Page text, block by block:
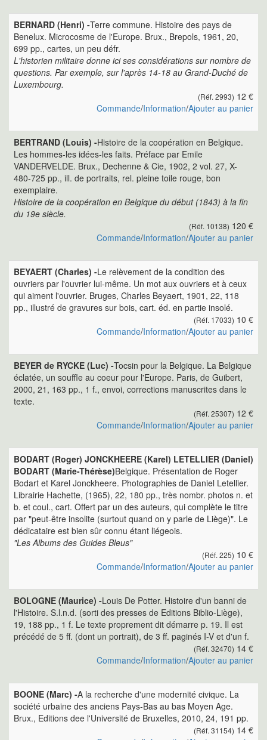
BERNARD (Henri) -Terre commune. Histoire des pays de
Benelux. Microcosme de l'Europe. Brux., Brepols, 1961, 20,
699 pp., cartes, un peu défr.
L'historien militaire donne ici ses considérations sur nombre de
questions. Par exemple, sur l'après 14-18 au Grand-Duché de
Luxembourg.
(Réf. 2993) 12 €
Commande/Information/Ajouter au panier
BERTRAND (Louis) -Histoire de la coopération en Belgique.
Les hommes-les idées-les faits. Préface par Emile
VANDERVELDE. Brux., Dechenne & Cie, 1902, 2 vol. 27, X-
480-725 pp., ill. de portraits, rel. pleine toile rouge, bon
exemplaire.
Histoire de la coopération en Belgique du début (1843) à la fin
du 19e siècle.
(Réf. 10138) 120 €
Commande/Information/Ajouter au panier
BEYAERT (Charles) -Le relèvement de la condition des
ouvriers par l'ouvrier lui-même. Un mot aux ouvriers et à ceux
qui aiment l'ouvrier. Bruges, Charles Beyaert, 1901, 22, 118
pp., illustré de gravures sur bois, cart. éd. en partie insolé.
(Réf. 17033) 10 €
Commande/Information/Ajouter au panier
BEYER de RYCKE (Luc) -Tocsin pour la Belgique. La Belgique
éclatée, un souffle au coeur pour l'Europe. Paris, de Guibert,
2000, 21, 163 pp., 1 f., envoi, corrections manuscrites dans le
texte.
(Réf. 25307) 12 €
Commande/Information/Ajouter au panier
BODART (Roger) JONCKHEERE (Karel) LETELLIER (Daniel)
BODART (Marie-Thérèse)Belgique. Présentation de Roger
Bodart et Karel Jonckheere. Photographies de Daniel Letellier.
Librairie Hachette, (1965), 22, 180 pp., très nombr. photos n. et
b. et coul., cart. Offert par un des auteurs, qui complète le titre
par "peut-être insolite (surtout quand on y parle de Liège)". Le
dédicataire est bien sûr connu étant liégeois.
"Les Albums des Guides Bleus"
(Réf. 225) 10 €
Commande/Information/Ajouter au panier
BOLOGNE (Maurice) -Louis De Potter. Histoire d'un banni de
l'Histoire. S.l.n.d. (sorti des presses de Editions Biblio-Liège),
19, 188 pp., 1 f. Le texte proprement dit démarre p. 19. Il est
précédé de 5 ff. (dont un portrait), de 3 ff. paginés I-V et d'un f.
(Réf. 32470) 14 €
Commande/Information/Ajouter au panier
BOONE (Marc) -A la recherche d'une modernité civique. La
société urbaine des anciens Pays-Bas au bas Moyen Age.
Brux., Editions dee l'Université de Bruxelles, 2010, 24, 191 pp.
(Réf. 31154) 14 €